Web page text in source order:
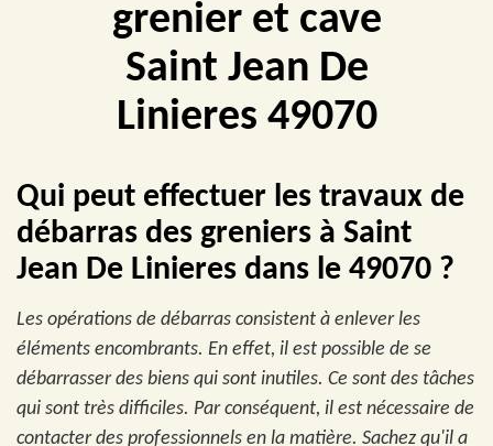
grenier et cave
Saint Jean De
Linieres 49070
Qui peut effectuer les travaux de
débarras des greniers à Saint
Jean De Linieres dans le 49070 ?
Les opérations de débarras consistent à enlever les
éléments encombrants. En effet, il est possible de se
débarrasser des biens qui sont inutiles. Ce sont des tâches
qui sont très difficiles. Par conséquent, il est nécessaire de
contacter des professionnels en la matière. Sachez qu'il a